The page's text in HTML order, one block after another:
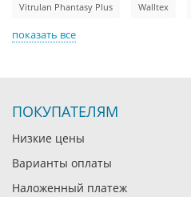
Vitrulan Phantasy Plus Walltex
показать все
ПОКУПАТЕЛЯМ
Низкие цены
Варианты оплаты
Наложенный платеж